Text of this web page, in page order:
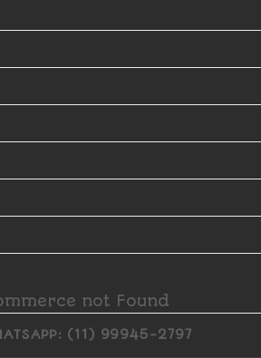
not Found
(11) 99945-2797